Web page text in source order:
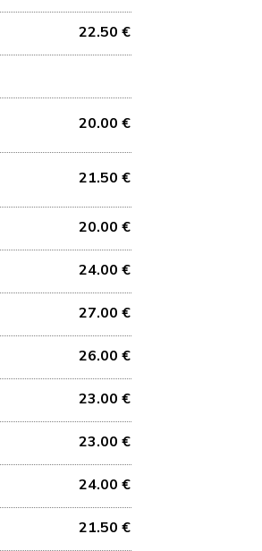
22.50 €
20.00 €
21.50 €
20.00 €
24.00 €
27.00 €
26.00 €
23.00 €
23.00 €
24.00 €
21.50 €